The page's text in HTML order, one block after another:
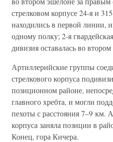
стрелковом корпусе 24-я и
находились в первой линии,
одному полку; 2-я
дивизия оставалась во
Артиллерийские группы
стрелкового корпуса
позиционном районе,
главного хребта, и могли
пехоты с расстояния 7–9 км.
корпуса заняла позиции в
Конец, гора Кичера.